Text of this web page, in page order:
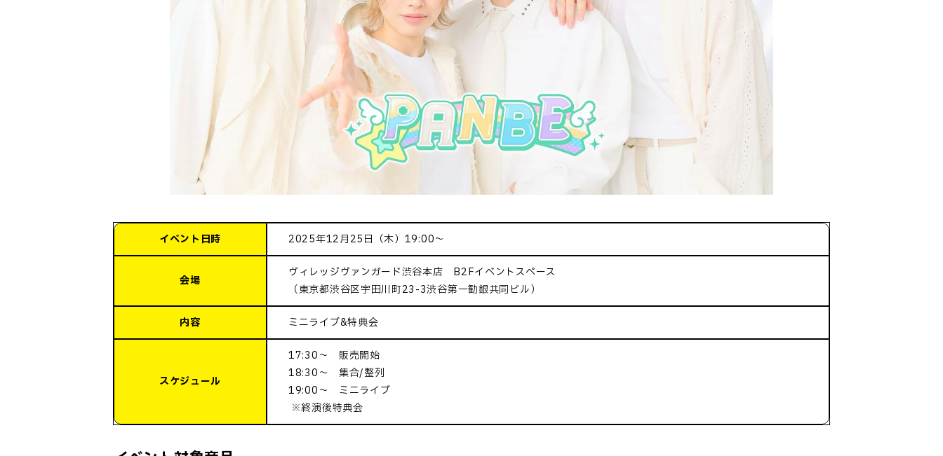
イベント日時 2025年12月25日（木）19:00～
会場
ヴィレッジヴァンガード渋谷本店 B2Fイベントスペース
（東京都渋谷区宇田川町23-3渋谷第一勧銀共同ビル）
内容 ミニライブ&特典会
スケジュール
17:30～ 販売開始
18:30～ 集合/整列
19:00～ ミニライブ
※終演後特典会